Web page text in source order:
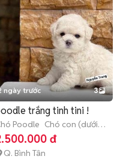
ngày trước 3
trắng tinh tini !
Poodle Chó con (dưới 3
tuổi)
đ
Q. Bình Tân